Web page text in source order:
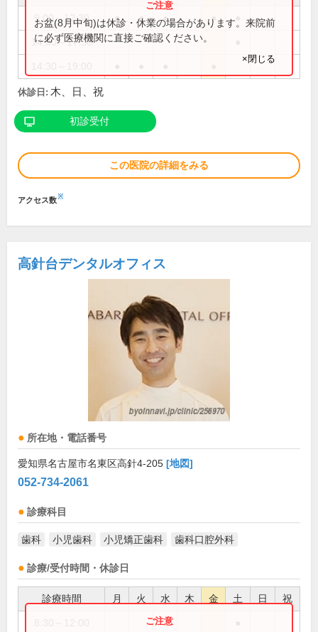
9:00～12:30 ● ● ● ●
14:30～17:30
お盆(8月中旬)は休診・休業の場合があります。来院前
に必ず医療機関に直接ご確認ください。
×閉じる
休診日: 木、日、祝
初診受付
この医院の詳細をみる
アクセス数※
高針台デンタルオフィス
所在地・電話番号
愛知県名古屋市名東区高針4-205 [地図]
052-734-2061
診療科目
歯科 小児歯科 小児矯正歯科 歯科口腔外科
診療/受付時間・休診日
診療時間 月 火 水 木 金 土 日 祝